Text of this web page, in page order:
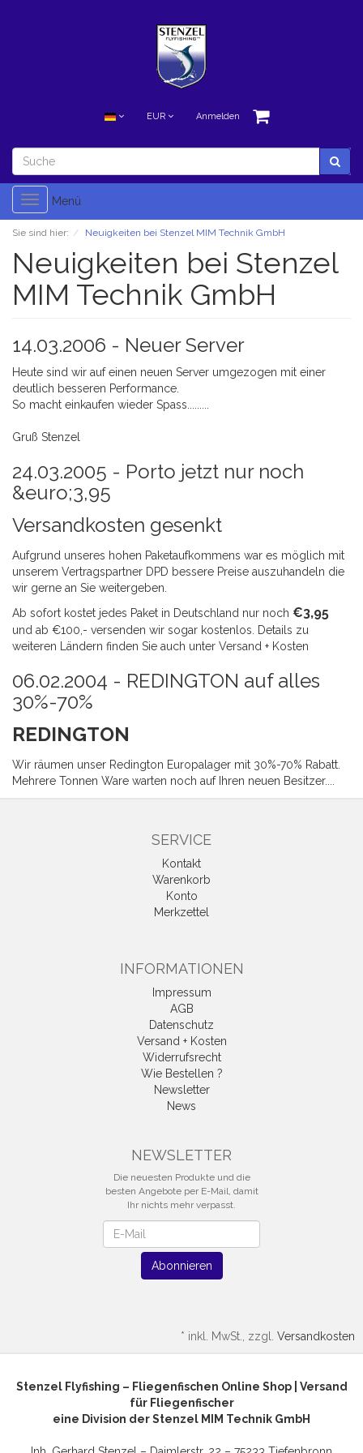
EUR Anmelden
Toggle
navigation
Menü
Sie sind hier: Neuigkeiten bei Stenzel MIM Technik GmbH
Neuigkeiten bei Stenzel
MIM Technik GmbH
14.03.2006 - Neuer Server
Heute sind wir auf einen neuen Server umgezogen mit einer
deutlich besseren Performance.
So macht einkaufen wieder Spass.........
Gruß Stenzel
24.03.2005 - Porto jetzt nur noch
&euro;3,95
Versandkosten gesenkt
Aufgrund unseres hohen Paketaufkommens war es möglich mit
unserem Vertragspartner DPD bessere Preise auszuhandeln die
wir gerne an Sie weitergeben.
Ab sofort kostet jedes Paket in Deutschland nur noch €3,95
und ab €100,- versenden wir sogar kostenlos. Details zu
weiteren Ländern finden Sie auch unter Versand + Kosten
06.02.2004 - REDINGTON auf alles
30%-70%
REDINGTON
Wir räumen unser Redington Europalager mit 30%-70% Rabatt.
Mehrere Tonnen Ware warten noch auf Ihren neuen Besitzer....
SERVICE
Kontakt
Warenkorb
Konto
Merkzettel
INFORMATIONEN
Impressum
AGB
Datenschutz
Versand + Kosten
Widerrufsrecht
Wie Bestellen ?
Newsletter
News
NEWSLETTER
Die neuesten Produkte und die
besten Angebote per E-Mail, damit
Ihr nichts mehr verpasst.
Abonnieren
* inkl. MwSt., zzgl. Versandkosten
Stenzel Flyfishing – Fliegenfischen Online Shop | Versand
für Fliegenfischer
eine Division der Stenzel MIM Technik GmbH